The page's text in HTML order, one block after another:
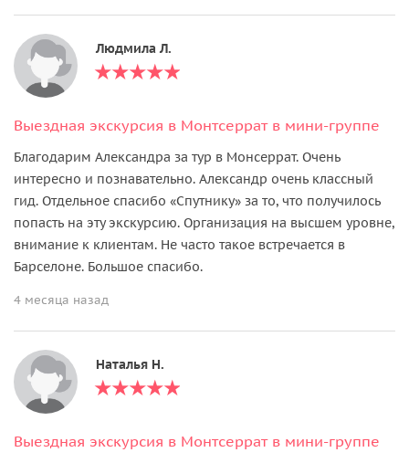
Людмила Л.
Выездная экскурсия в Монтсеррат в мини-группе
Благодарим Александра за тур в Монсеррат. Очень
интересно и познавательно. Александр очень классный
гид. Отдельное спасибо «Спутнику» за то, что получилось
попасть на эту экскурсию. Организация на высшем уровне,
внимание к клиентам. Не часто такое встречается в
Барселоне. Большое спасибо.
4 месяца назад
Наталья Н.
Выездная экскурсия в Монтсеррат в мини-группе